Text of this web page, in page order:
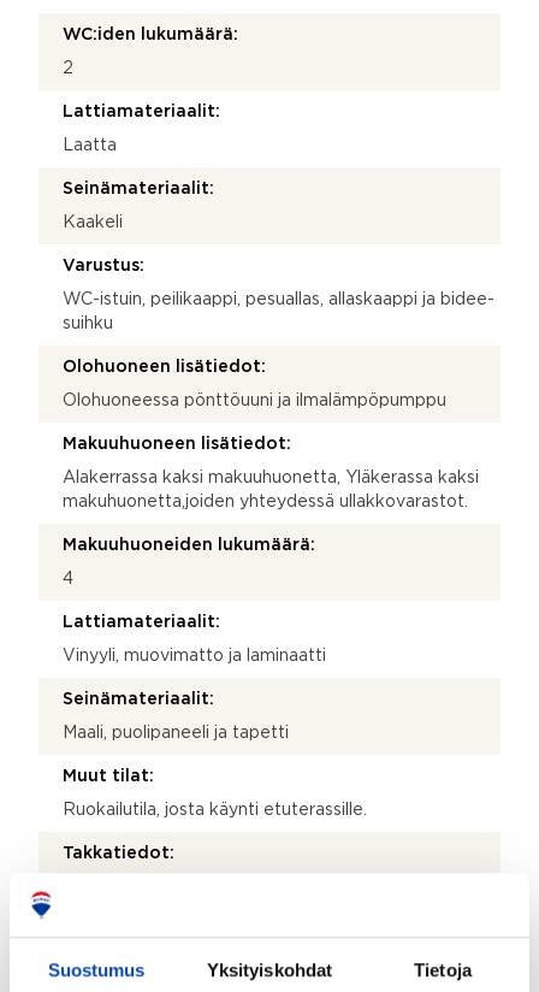
Suostumus Yksityiskohdat Tietoja
WC:iden lukumäärä:
2
Lattiamateriaalit:
Laatta
Seinämateriaalit:
Kaakeli
Varustus:
WC-istuin, peilikaappi, pesuallas, allaskaappi ja bidee-
suihku
Olohuoneen lisätiedot:
Olohuoneessa pönttöuuni ja ilmalämpöpumppu
Makuuhuoneen lisätiedot:
Alakerrassa kaksi makuuhuonetta, Yläkerassa kaksi
makuhuonetta,joiden yhteydessä ullakkovarastot.
Makuuhuoneiden lukumäärä:
4
Lattiamateriaalit:
Vinyyli, muovimatto ja laminaatti
Seinämateriaalit:
Maali, puolipaneeli ja tapetti
Muut tilat:
Ruokailutila, josta käynti etuterassille.
Takkatiedot:
Kyllä